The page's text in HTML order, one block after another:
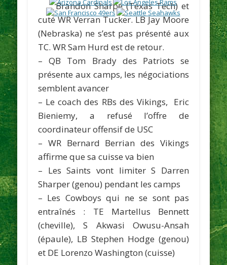
Brandon Sharpe (Texas Tech) et
cuté WR Verran Tucker. LB Jay Moore
(Nebraska) ne s’est pas présenté aux
TC. WR Sam Hurd est de retour.
– QB Tom Brady des Patriots se
présente aux camps, les négociations
semblent avancer
– Le coach des RBs des Vikings, Eric
Bieniemy, a refusé l’offre de
coordinateur offensif de USC
– WR Bernard Berrian des Vikings
affirme que sa cuisse va bien
– LesSaintsvont limiter S Darren
Sharper (genou) pendant les camps
– Les Cowboysqui ne se sont pas
entraînés : TE Martellus Bennett
(cheville), S Akwasi Owusu-Ansah
(épaule), LB Stephen Hodge (genou)
et DE Lorenzo Washington (cuisse)